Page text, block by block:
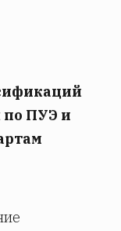
по ПУЭ и